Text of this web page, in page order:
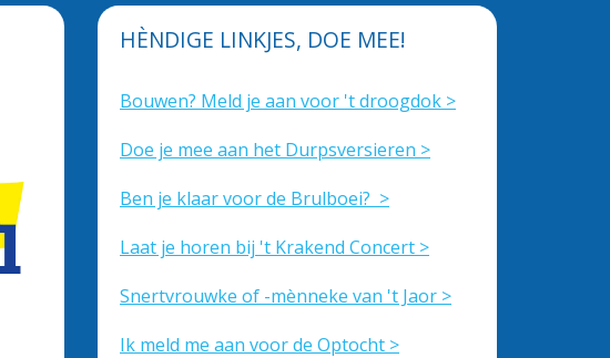
HÈNDIGE LINKJES, DOE MEE!
Bouwen? Meld je aan voor 't droogdok >
Doe je mee aan het Durpsversieren >
Ben je klaar voor de Brulboei? >
Laat je horen bij 't Krakend Concert >
Snertvrouwke of -mènneke van 't Jaor >
Ik meld me aan voor de Optocht >